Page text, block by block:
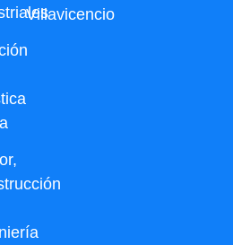
Villavicencio